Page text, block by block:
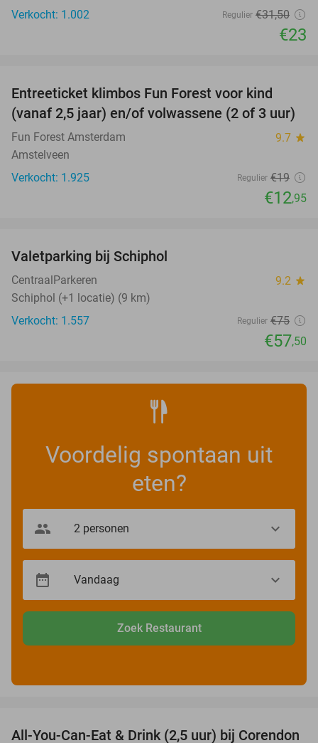
Verkocht: 1.002
Regulier €31,50
€23
Entreeticket klimbos Fun Forest voor kind
(vanaf 2,5 jaar) en/of volwassene (2 of 3 uur)
Fun Forest Amsterdam 9.7 star
Amstelveen
Verkocht: 1.925
Regulier €19
€12,95
Valetparking bij Schiphol
CentraalParkeren 9.2 star
Schiphol (+1 locatie) (9 km)
Verkocht: 1.557
Regulier €75
€57,50
Voordelig spontaan uit
eten?
Zoek Restaurant
All-You-Can-Eat & Drink (2,5 uur) bij Corendon